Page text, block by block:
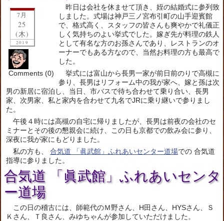
7月
25
(木)
2019
Comments (0)
昨日は会社を休ませて頂き、姪の結婚式に参列致
しました。式場は神戸三ノ宮布引町の山手迎賓館
で、格式高く、スタッフの皆さんも爽やかで礼儀正
しく気持ちのよい挙式でした。嫁ぎ先が料理の鉄人
として有名な方のお孫さんであり、レストランのオ
ーナーでもある方なので、当然お料理の方も最高で
した。
挙式には富山から長男一家が前日前のりで高槻に
参り、長男はリフォーム中の我が家へ、嫁と孫は次
男の新居に宿泊し、当日、市バスで待ち合わせて乗り合い、長男
家、次男家、私と家内を合わせて九名でJRに乗り継いで参りまし
た。
午後４時には高槻の自宅に帰りましたが、長男は前夜の会社のセ
ミナーとその後の懇親会に続け、この日も京都での飲み会に参り、
深夜に我が家にもどりました。
私の方も、 合気道 「眞武館」ふれあいセンター道場での 合気道
指導に参りました。
合気道 「眞武館」ふれあいセンタ
ー道場
この日の稽古には、師範代のＭ野さん、H田さん、HYSさん、Ｓ
Ｋさん、Ｔ良さん、みゆちゃんが参加していただけました。